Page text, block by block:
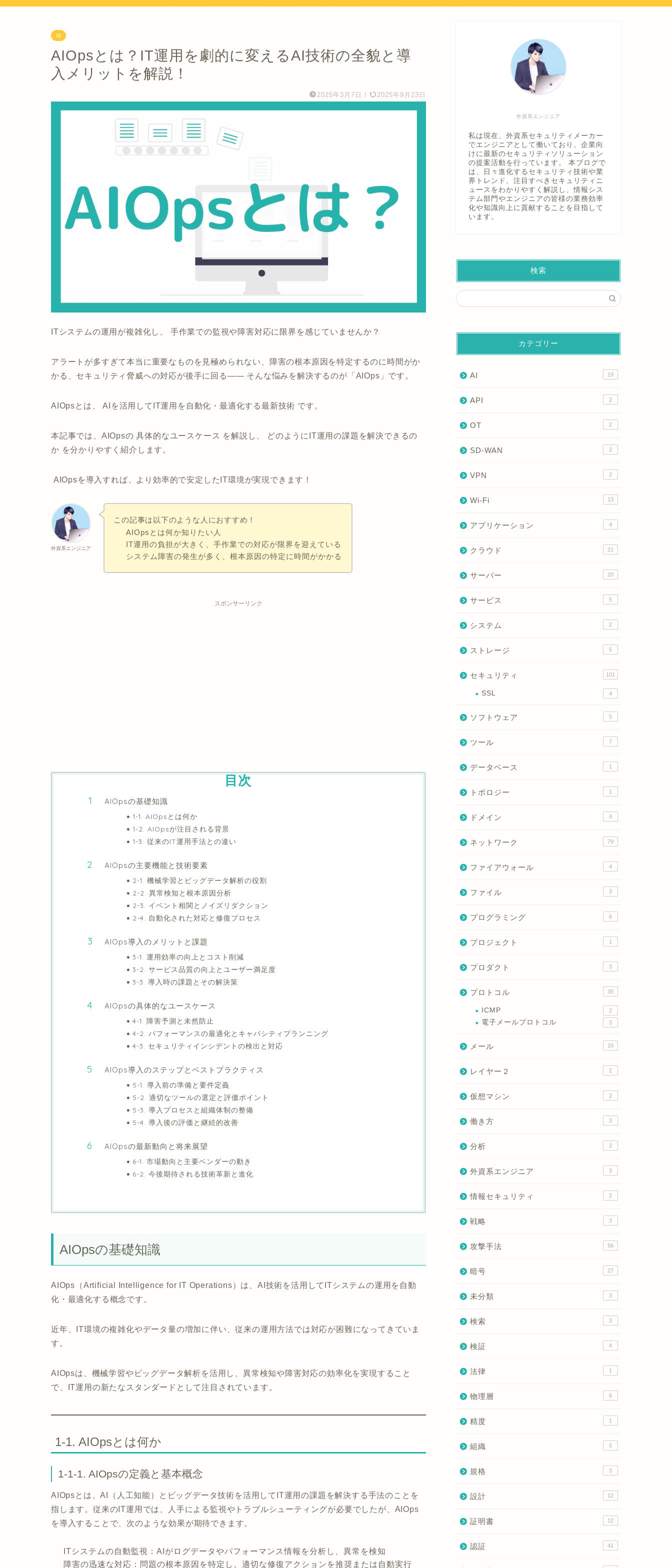
AI
AIOpsとは？IT運用を劇的に変えるAI技術の全貌と導
入メリットを解説！
2025年3月7日 / 2025年9月23日
ITシステムの運用が複雑化し、 手作業での監視や障害対応に限界を感じていませんか？
アラートが多すぎて本当に重要なものを見極められない、障害の根本原因を特定するのに時間がか
かる、セキュリティ脅威への対応が後手に回る—— そんな悩みを解決するのが「AIOps」です。
AIOpsとは、AIを活用してIT運用を自動化・最適化する最新技術 です。
本記事では、AIOpsの具体的なユースケース を解説し、
どのようにIT運用の課題を解決できるの
か を分かりやすく紹介します。
AIOpsを導入すれば、より効率的で安定したIT環境が実現できます！
外資系エンジニア
この記事は以下のような人におすすめ！
AIOpsとは何か知りたい人
IT運用の負担が大きく、手作業での対応が限界を迎えている
システム障害の発生が多く、根本原因の特定に時間がかかる
スポンサーリンク
目次
AIOpsの基礎知識
1-1. AIOpsとは何か
1-2. AIOpsが注目される背景
1-3. 従来のIT運用手法との違い
AIOpsの主要機能と技術要素
2-1. 機械学習とビッグデータ解析の役割
2-2. 異常検知と根本原因分析
2-3. イベント相関とノイズリダクション
2-4. 自動化された対応と修復プロセス
AIOps導入のメリットと課題
3-1. 運用効率の向上とコスト削減
3-2. サービス品質の向上とユーザー満足度
3-3. 導入時の課題とその解決策
AIOpsの具体的なユースケース
4-1. 障害予測と未然防止
4-2. パフォーマンスの最適化とキャパシティプランニング
4-3. セキュリティインシデントの検出と対応
AIOps導入のステップとベストプラクティス
5-1. 導入前の準備と要件定義
5-2. 適切なツールの選定と評価ポイント
5-3. 導入プロセスと組織体制の整備
5-4. 導入後の評価と継続的改善
AIOpsの最新動向と将来展望
6-1. 市場動向と主要ベンダーの動き
6-2. 今後期待される技術革新と進化
AIOpsの基礎知識
AIOps（Artificial Intelligence for IT Operations）は、AI技術を活用してITシステムの運用を自動
化・最適化する概念です。
近年、IT環境の複雑化やデータ量の増加に伴い、従来の運用方法では対応が困難になってきていま
す。
AIOpsは、機械学習やビッグデータ解析を活用し、異常検知や障害対応の効率化を実現すること
で、IT運用の新たなスタンダードとして注目されています。
1-1. AIOpsとは何か
1-1-1. AIOpsの定義と基本概念
AIOpsとは、AI（人工知能）とビッグデータ技術を活用してIT運用の課題を解決する手法のことを
指します。従来のIT運用では、人手による監視やトラブルシューティングが必要でしたが、AIOps
を導入することで、次のような効果が期待できます。
ITシステムの自動監視 ：AIがログデータやパフォーマンス情報を分析し、異常を検知
障害の迅速な対応 ：問題の根本原因を特定し、適切な修復アクションを推奨または自動実行
外資系エンジニア
私は現在、外資系セキュリティメーカー
でエンジニアとして働いており、企業向
けに最新のセキュリティソリューション
の提案活動を行っています。 本ブログで
は、日々進化するセキュリティ技術や業
界トレンド、注目すべきセキュリティニ
ュースをわかりやすく解説し、情報シス
テム部門やエンジニアの皆様の業務効率
化や知識向上に貢献することを目指して
います。
検索
カテゴリー
AI 19
API 2
OT 2
SD-WAN 2
VPN 2
Wi-Fi 13
アプリケーション 4
クラウド 21
サーバー 20
サービス 5
システム 2
ストレージ 5
セキュリティ 101
SSL 4
ソフトウェア 5
ツール 7
データベース 1
トポロジー 1
ドメイン 4
ネットワーク 79
ファイアウォール 4
ファイル 3
プログラミング 6
プロジェクト 1
プロダクト 3
プロトコル 35
ICMP 2
電子メールプロトコル 3
メール 10
レイヤー２ 2
仮想マシン 2
働き方 3
分析 2
外資系エンジニア 3
情報セキュリティ 2
戦略 3
攻撃手法 56
暗号 27
未分類 3
検索 3
検証 4
法律 1
物理層 6
精度 1
組織 5
規格 3
設計 12
証明書 12
認証 41